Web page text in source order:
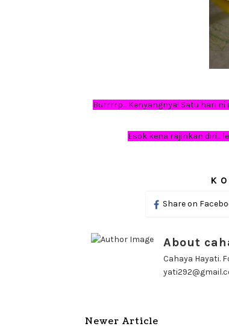
Burrrrp... Kenyangnya! Satu hari
Esok kena rajinkan diri...
Share on
About
Cahaya Hayati.
Newer Article